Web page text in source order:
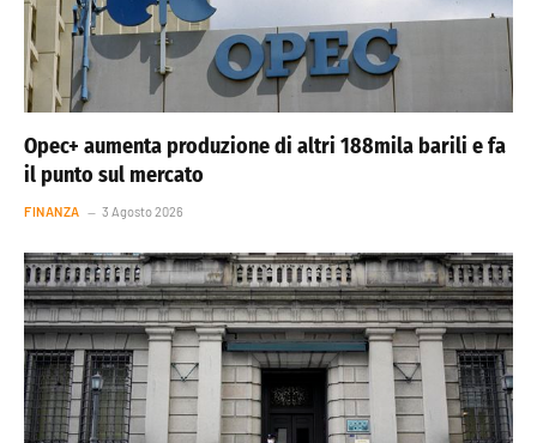
Opec+ aumenta produzione di altri 188mila barili e fa
il punto sul mercato
FINANZA 3 Agosto 2026